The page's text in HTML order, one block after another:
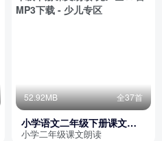
52.92MB 全37首
小学语文二年级下册课文朗
读 完
小学二年级课文朗读